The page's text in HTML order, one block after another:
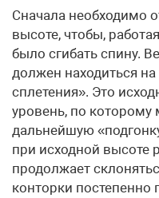
Сначала необходимо
высоте, чтобы,
было сгибать спину.
должен находиться
сплетения». Это
уровень, по
дальнейшую
при исходной высоте
продолжает
конторки постепенно